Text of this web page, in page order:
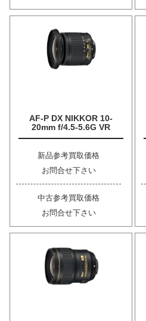
AF-P DX NIKKOR 10-
20mm f/4.5-5.6G VR
新品参考買取価格
お問合せ下さい
中古参考買取価格
お問合せ下さい